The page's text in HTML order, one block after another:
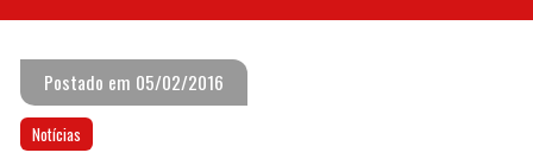
Postado em 05/02/2016
Notícias